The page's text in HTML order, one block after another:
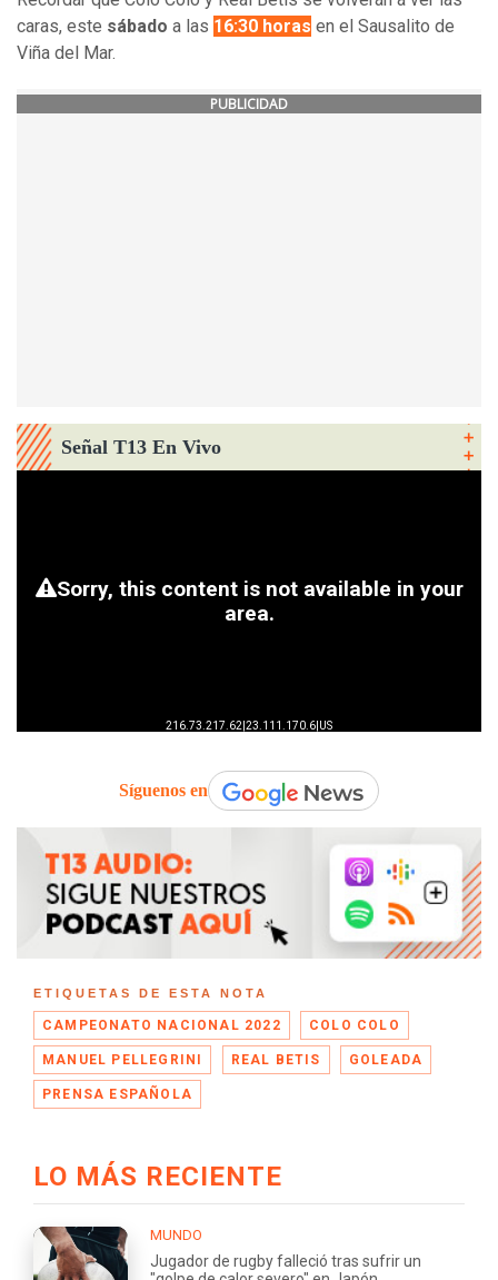
caras, este sábado a las 16:30 horas en el Sausalito de
Viña del Mar.
PUBLICIDAD
Señal T13 En Vivo
Síguenos en
ETIQUETAS DE ESTA NOTA
CAMPEONATO NACIONAL 2022 COLO COLO
MANUEL PELLEGRINI REAL BETIS GOLEADA
PRENSA ESPAÑOLA
LO MÁS RECIENTE
MUNDO
Jugador de rugby falleció tras sufrir un